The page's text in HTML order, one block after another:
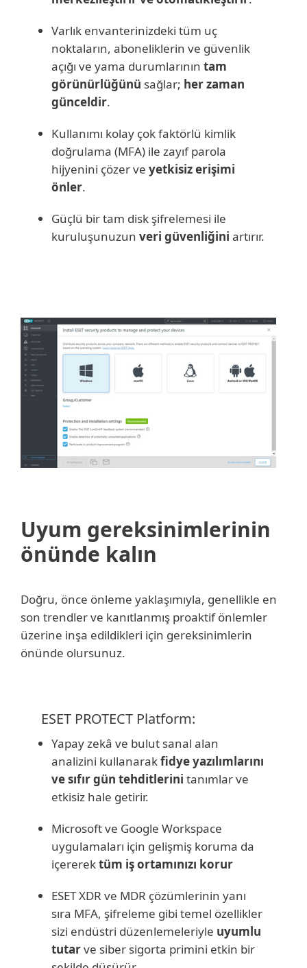
Varlık envanterinizdeki tüm uç
noktaların, aboneliklerin ve güvenlik
açığı ve yama durumlarının tam
görünürlüğünü sağlar; her zaman
günceldir.
Kullanımı kolay çok faktörlü kimlik
doğrulama (MFA) ile zayıf parola
hijyenini çözer ve yetkisiz erişimi
önler.
Güçlü bir tam disk şifrelemesi ile
kuruluşunuzun veri güvenliğini artırır.
Uyum gereksinimlerinin
önünde kalın
Doğru, önce önleme yaklaşımıyla, genellikle en
son trendler ve kanıtlanmış proaktif önlemler
üzerine inşa edildikleri için gereksinimlerin
önünde olursunuz.
ESET PROTECT Platform:
Yapay zekâ ve bulut sanal alan
analizini kullanarakfidye yazılımlarını
ve sıfır gün tehditlerini tanımlar ve
etkisiz hale getirir.
Microsoft ve Google Workspace
uygulamaları için gelişmiş koruma da
içererektüm iş ortamınızı korur
ESET XDR ve MDR çözümlerinin yanı
sıra MFA, şifreleme gibi temel özellikler
sizi endüstri düzenlemeleriyle uyumlu
tutarve siber sigorta primini etkin bir